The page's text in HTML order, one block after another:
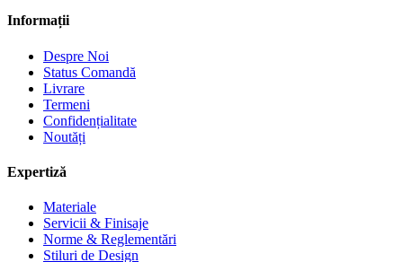
Informații
Despre Noi
Status Comandă
Livrare
Termeni
Confidențialitate
Noutăți
Expertiză
Materiale
Servicii & Finisaje
Norme & Reglementări
Stiluri de Design